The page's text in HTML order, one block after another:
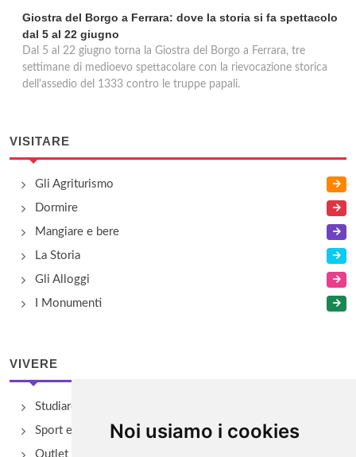
Noi usiamo i cookies
Giostra del Borgo a Ferrara: dove la storia si fa spettacolo
dal 5 al 22 giugno
Dal 5 al 22 giugno torna la Giostra del Borgo a Ferrara, tre
settimane di medioevo spettacolare con la rievocazione storica
dell'assedio del 1333 contro le truppe papali.
VISITARE
Gli Agriturismo
Dormire
Mangiare e bere
La Storia
Gli Alloggi
I Monumenti
VIVERE
Studiare
Sport e Benessere
Outlet e spacci aziendali